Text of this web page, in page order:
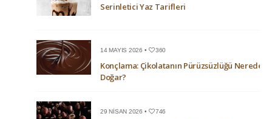
Serinletici Yaz Tarifleri
14 MAYIS 2026 • 360
Konçlama: Çikolatanın Pürüzsüzlüğü Nerede
Doğar?
29 NISAN 2026 • 746